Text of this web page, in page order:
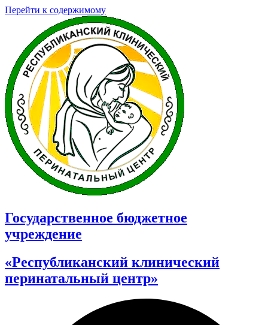
Перейти к содержимому
Государственное бюджетное
учреждение
«Республиканский клинический
перинатальный центр»